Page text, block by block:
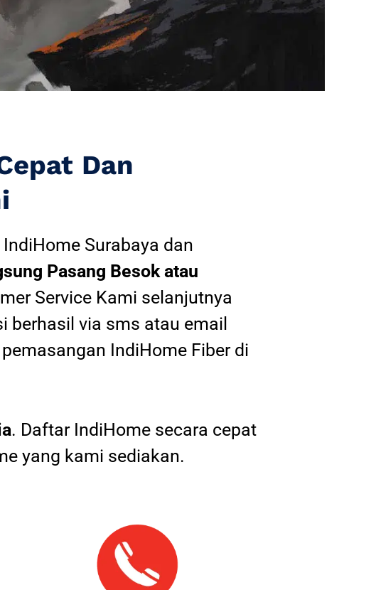
Dan
IndiHome Surabaya dan
Pasang Besok atau
Service Kami selanjutnya
berhasil via sms atau email
IndiHome Fiber di
. Daftar IndiHome secara cepat
yang kami sediakan.